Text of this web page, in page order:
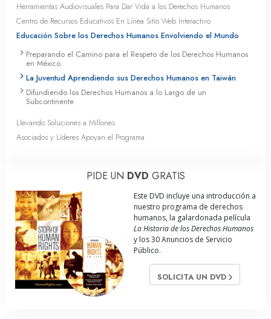
Herramientas Audiovisuales Para Dar Vida a los Derechos Humanos
Centro de Recursos Educativos En Línea Sitio Web Interactivo
Educación Sobre los Derechos Humanos Envolviendo el Mundo
Preparando el Camino para el Respeto de los Derechos Humanos
en México
La Juventud Aprendiendo sus Derechos Humanos en Taiwán
Difundiendo los Derechos Humanos a lo Largo de un
Subcontinente
Llevando Soluciones a Millones
Asociados y Líderes Apoyan el Programa
PIDE UN DVD GRATIS
Este DVD incluye una introducción a
nuestro programa de derechos
humanos, la galardonada película
La Historia de los Derechos Humanos
y los 30 Anuncios de Servicio
Público.
SOLICITA UN DVD